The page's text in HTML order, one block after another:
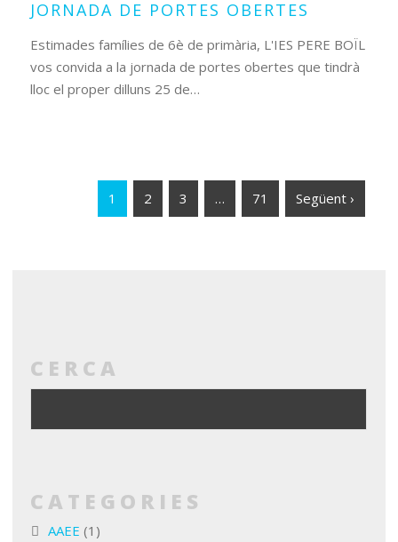
JORNADA DE PORTES OBERTES
Estimades famílies de 6è de primària, L'IES PERE BOÏL
vos convida a la jornada de portes obertes que tindrà
lloc el proper dilluns 25 de…
1 2 3 … 71 Següent ›
CERCA
CATEGORIES
AAEE (1)